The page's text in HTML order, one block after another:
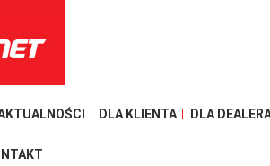
DLA KLIENTA DLA